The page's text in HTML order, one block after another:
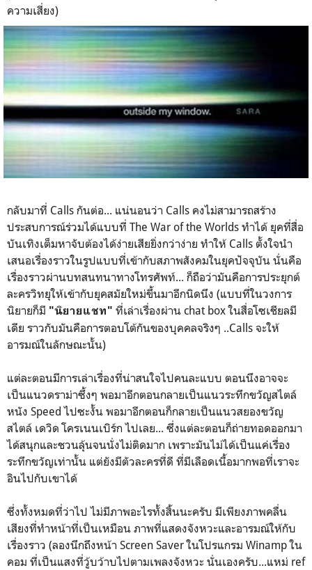
ความเสี่ยง)
กลับมาที่ Calls กันต่อ... แน่นอนว่า Calls คงไม่สามารถสร้าง
ประสบการณ์ร่วมได้แบบที่ The War of the Worlds ทำได้ ยุคที่สื่อ
บันเทิงเต็มหาจับต้องได้ง่ายเสียยิ่งกว่าง่าย ทำให้ Calls ตั้งใจนำ
เสนอเรื่องราวในรูปแบบที่เข้ากับสภาพสังคมในยุคปัจจุบัน นั่นคือ
เรื่องราวผ่านบทสนทนาทางโทรศัพท์... ก็ถือว่ามันคือการประยุกต์
ละครวิทยุให้เข้ากับยุคสมัยใหม่ขึ้นมาอีกนิดนึง (แบบที่ในวงการ
นิยายก็มี "นิยายแชท" ที่เล่าเรื่องผ่าน chat box ในสื่อโซเชียลมี
เดีย ราวกับมันคือการตอบโต้กันของบุคคลจริงๆ ..Calls จะให้
อารมณ์ในลักษณะนั้น)
แต่ละตอนมีการเล่าเรื่องที่น่าสนใจไปคนละแบบ ตอนนึงอาจจะ
เป็นแนวดราม่าซึ้งๆ พอมาอีกตอนกลายเป็นแนวระทึกขวัญสไตล์
หนัง Speed ไปซะงั้น พอมาอีกตอนก็กลายเป็นแนวสยองขวัญ
สไตล์ เดวิด โครเนนเบิร์ก ไปเลย... ซึ่งแต่ละตอนก็ถ่ายทอดออกมา
ได้สนุกและชวนลุ้นจนนั่งไม่ติดมาก เพราะมันไม่ได้เป็นแค่เรื่อง
ระทึกขวัญเท่านั้น แต่ยังมีตัวละครที่ดี ที่มีเลือดเนื้อมากพอที่เราจะ
อินไปกับเขาได้
ซึ่งทั้งหมดที่ว่าไป ไม่มีภาพอะไรทั้งสิ้นนะครับ มีเพียงภาพคลื่น
เสียงที่ทำหน้าที่เป็นเหมือน ภาพที่แสดงจังหวะและอารมณ์ให้กับ
เรื่องราว (ลองนึกถึงหน้า Screen Saver ในโปรแกรม Winamp ใน
คอม ที่เป็นแสงที่วู้บว้าบไปตามเพลงจังหวะ นั่นเองครับ...แหม่ ref